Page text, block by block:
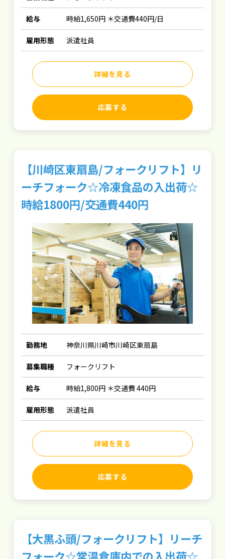
給与 時給1,650円 ＊交通費440円/日
雇用形態 派遣社員
詳細を見る
応募する
【川崎区東扇島/フォークリフト】リ
ーチフォーク☆冷凍食品の入出荷☆
時給1800円/交通費440円
勤務地 神奈川県川崎市川崎区東扇島
募集職種 フォークリフト
給与 時給1,800円 ＊交通費 440円
雇用形態 派遣社員
詳細を見る
応募する
【大黒ふ頭/フォークリフト】リーチ